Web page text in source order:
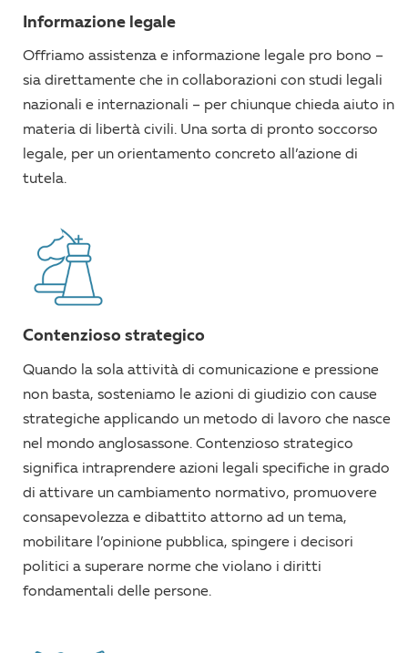
Informazione legale
Offriamo assistenza e informazione legale pro bono –
sia direttamente che in collaborazioni con studi legali
nazionali e internazionali – per chiunque chieda aiuto in
materia di libertà civili. Una sorta di pronto soccorso
legale, per un orientamento concreto all’azione di
tutela.
Contenzioso strategico
Quando la sola attività di comunicazione e pressione
non basta, sosteniamo le azioni di giudizio con cause
strategiche applicando un metodo di lavoro che nasce
nel mondo anglosassone. Contenzioso strategico
significa intraprendere azioni legali specifiche in grado
di attivare un cambiamento normativo, promuovere
consapevolezza e dibattito attorno ad un tema,
mobilitare l’opinione pubblica, spingere i decisori
politici a superare norme che violano i diritti
fondamentali delle persone.